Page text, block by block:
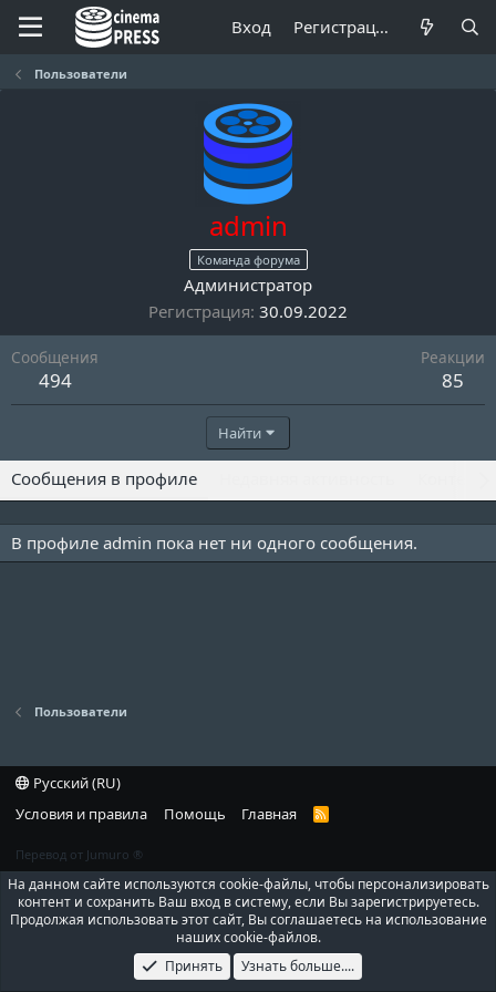
Вход Регистрация
Пользователи
admin
Команда форума
Администратор
Регистрация 30.09.2022
Сообщения
494
Реакции
85
Найти
Сообщения в профиле
В профиле admin пока нет ни одного сообщения.
Пользователи
Русский (RU)
Условия и правила
Помощь Главная
R
Перевод от Jumuro ®
На данном сайте используются cookie-файлы, чтобы персонализировать
контент и сохранить Ваш вход в систему, если Вы зарегистрируетесь.
Продолжая использовать этот сайт, Вы соглашаетесь на использование
наших cookie-файлов.
Принять
Узнать больше....